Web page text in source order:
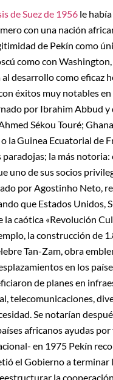
de Suez de 1956 le
con una nación
de Pekín como
como con
desarrollo como eficaz
éxitos muy notables
por Ibrahim Abbud y
Sékou Touré;
la Guinea Ecuatorial de
la más
uno de sus socios
por Agostinho Neto,
que Estados Unidos,
la caótica «Revolución
la construcción de
Tan-Zam, obra
en los
de planes en
telecomunicaciones,
Se notarían
africanos ayudas
en 1975 Pekín
el Gobierno a terminar
la